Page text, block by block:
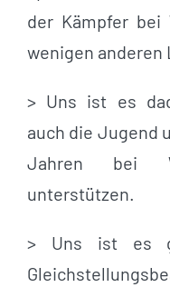
der Kämpfer bei
wenigen anderen
> Uns ist es
auch die Jugend
Jahren bei
unterstützen.
> Uns ist es